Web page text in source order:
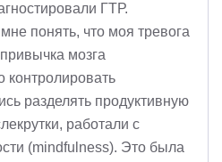
ГТР.
понять, что моя тревога
мозга
контролировать
разделять продуктивную
работали с
(mindfulness). Это была